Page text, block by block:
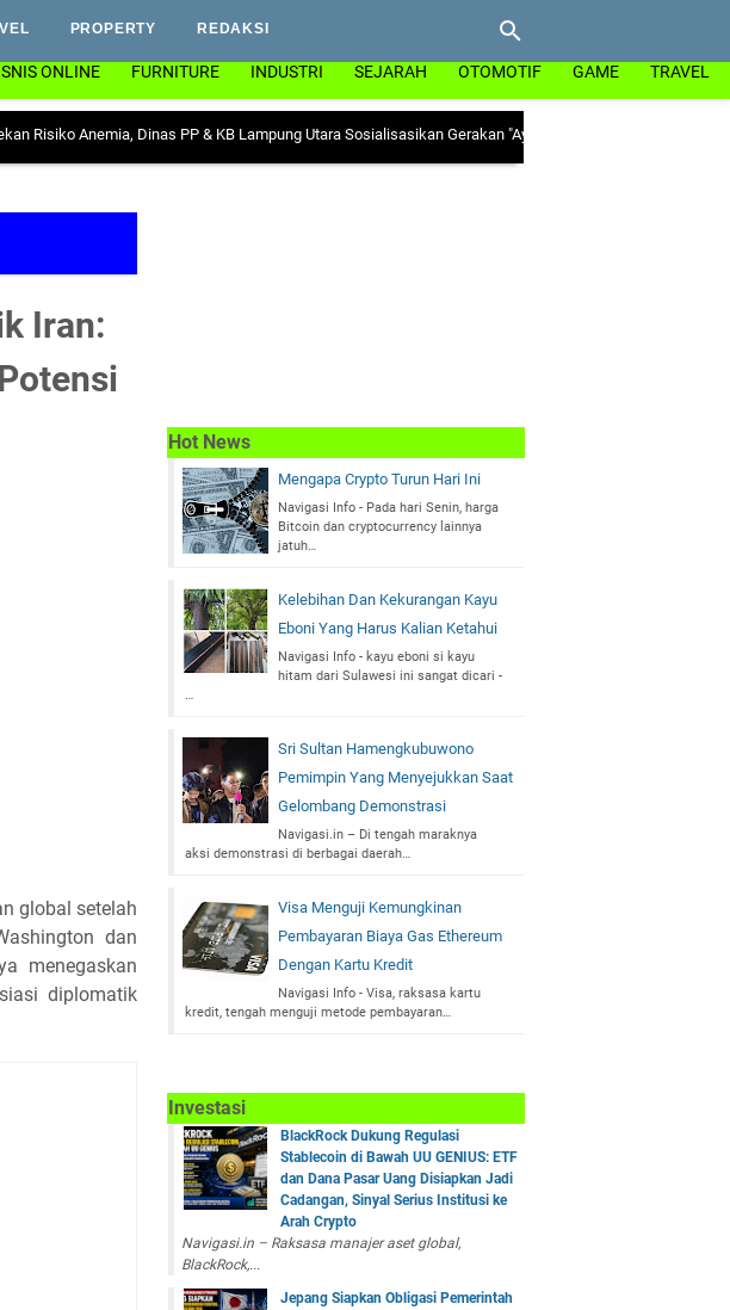
PROPERTY REDAKSI
ONLINE FURNITURE INDUSTRI SEJARAH OTOMOTIF GAME TRAVEL
Anemia, Dinas PP & KB Lampung Utara Sosialisasikan Gerakan "Ayo Minum Tablet Tambah Darah" di
Iran:
global setelah
dan
menegaskan
diplomatik
Hot News
Mengapa Crypto Turun Hari Ini
Navigasi Info - Pada hari Senin, harga
Bitcoin dan cryptocurrency lainnya
jatuh…
Kelebihan Dan Kekurangan Kayu
Eboni Yang Harus Kalian Ketahui
Navigasi Info - kayu eboni si kayu
hitam dari Sulawesi ini sangat dicari -
…
Sri Sultan Hamengkubuwono
Pemimpin Yang Menyejukkan Saat
Gelombang Demonstrasi
Navigasi.in – Di tengah maraknya
aksi demonstrasi di berbagai daerah…
Visa Menguji Kemungkinan
Pembayaran Biaya Gas Ethereum
Dengan Kartu Kredit
Navigasi Info - Visa, raksasa kartu
kredit, tengah menguji metode pembayaran…
Investasi
BlackRock Dukung Regulasi
Stablecoin di Bawah UU GENIUS: ETF
dan Dana Pasar Uang Disiapkan Jadi
Cadangan, Sinyal Serius Institusi ke
Arah Crypto
Navigasi.in – Raksasa manajer aset global,
BlackRock,...
Jepang Siapkan Obligasi Pemerintah